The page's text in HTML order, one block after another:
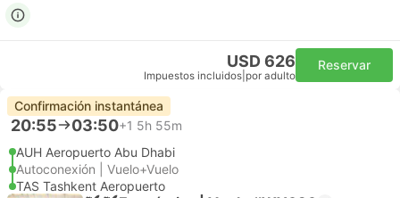
USD 626
Impuestos incluidos por adulto
Reservar
Confirmación instantánea
20:55 03:50+1 5h 55m
AUH Aeropuerto Abu Dhabi
Autoconexión | Vuelo+Vuelo
TAS Tashkent Aeropuerto